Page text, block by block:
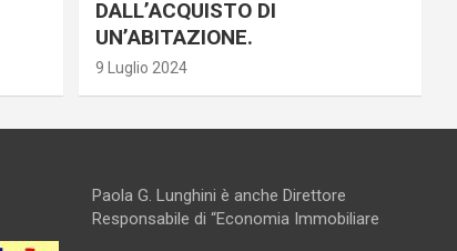
DALL’ACQUISTO DI
UN’ABITAZIONE.
9 Luglio 2024
Paola G. Lunghini è anche Direttore
Responsabile di “Economia Immobiliare